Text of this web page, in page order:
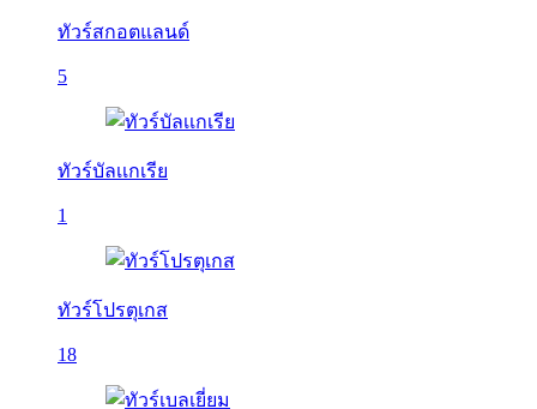
ทัวร์สกอตแลนด์
5
ทัวร์บัลเเกเรีย
1
ทัวร์โปรตุเกส
18